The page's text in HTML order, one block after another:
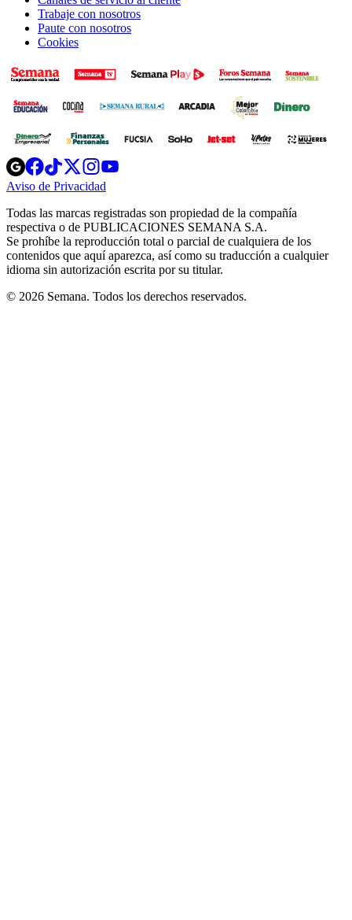
Trabaje con nosotros
Paute con nosotros
Cookies
Opens
in
new
Opens
in
new
Opens
in
new
window
Opens
new
windowwindow
Aviso de Privacidad
new
window
Todas las marcas registradas son propiedad de la compañía
respectiva o de PUBLICACIONES SEMANA S.A.
Se prohíbe la reproducción total o parcial de cualquiera de los
contenidos que aquí aparezca, así como su traducción a cualquier
idioma sin autorización escrita por su titular.
© 2026 Semana. Todos los derechos reservados.